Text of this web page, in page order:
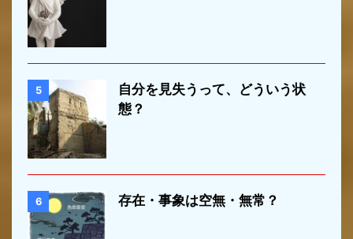
5
自分を見失うって、どういう状
態？
6 存在・事象は空無・無常？